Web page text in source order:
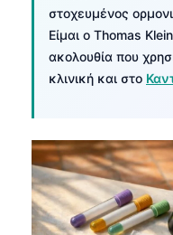
στοχευμένος
Είμαι ο Thomas
ακολουθία που
κλινική και στο